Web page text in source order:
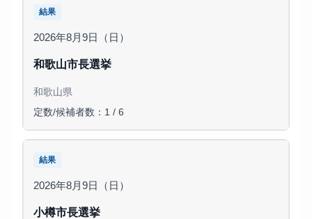
結果
2026年8月9日（日）
和歌山市長選挙
和歌山県
定数/候補者数：1 / 6
結果
2026年8月9日（日）
小樽市長選挙